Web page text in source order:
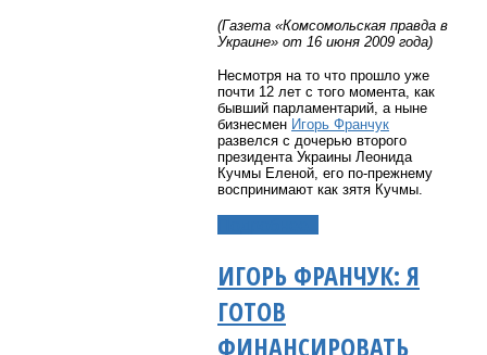
(Газета «Комсомольская правда в
Украине» от 16 июня 2009 года)
Несмотря на то что прошло уже
почти 12 лет с того момента, как
бывший парламентарий, а ныне
бизнесмен Игорь Франчук
развелся с дочерью второго
президента Украины Леонида
Кучмы Еленой, его по-прежнему
воспринимают как зятя Кучмы.
ИГОРЬ ФРАНЧУК: Я
ГОТОВ
ФИНАНСИРОВАТЬ